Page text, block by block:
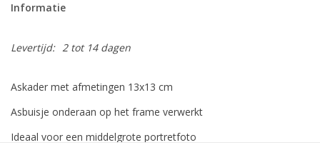
Informatie
Levertijd: 2 tot 14 dagen
Askader met afmetingen 13x13 cm
Asbuisje onderaan op het frame verwerkt
Ideaal voor een middelgrote portretfoto